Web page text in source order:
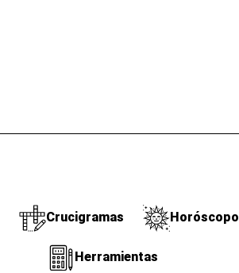
Crucigramas Horóscopo
Herramientas